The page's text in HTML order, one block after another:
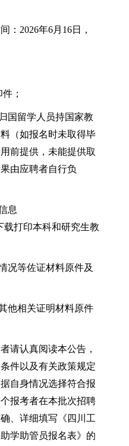
：2026年6月16日，
；
国留学人员持国家教
（如报名时未取得毕
前提供，未能提供取
由应聘者自行负
息
载打印本科和研究生教
况等佐证材料原件及
他相关证明材料原件
请认真阅读本公告，
件以及有关政策规定
自身情况选择符合报
报考者在本批次招聘
、详细填写《四川工
学助管员报名表》的